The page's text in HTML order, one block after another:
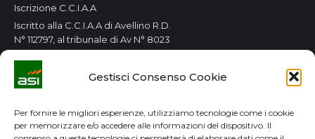
Gestisci Consenso Cookie
Per fornire le migliori esperienze, utilizziamo tecnologie come i cookie
per memorizzare e/o accedere alle informazioni del dispositivo. Il
Iscrizione C.C.I.A.A
Iscritto alla C.C.I.A.A di Avellino R.D.
N° 112797, al tribunale di Av N° 8023
Orari Consorzio
Tutti i giorni 8.00 / 14.00
GDPR